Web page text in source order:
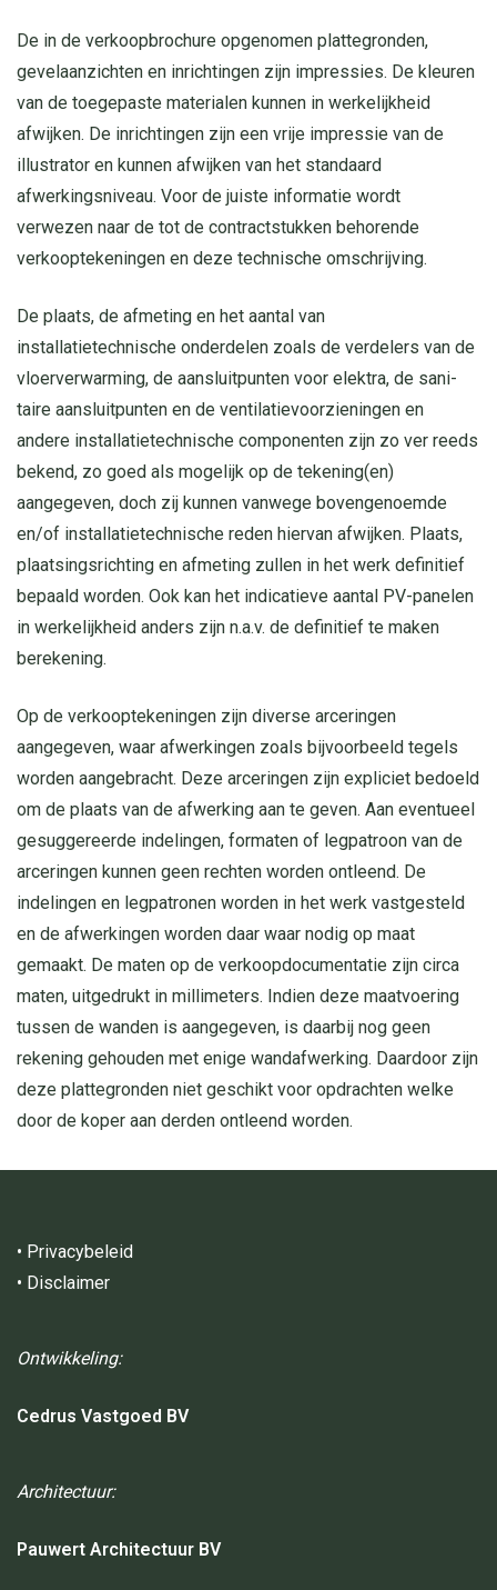
De in de verkoopbrochure opgenomen plattegronden,
gevelaanzichten en inrichtingen zijn impressies. De kleuren
van de toegepaste materialen kunnen in werkelijkheid
afwijken. De inrichtingen zijn een vrije impressie van de
illustrator en kunnen afwijken van het standaard
afwerkingsniveau. Voor de juiste informatie wordt
verwezen naar de tot de contractstukken behorende
verkooptekeningen en deze technische omschrijving.
De plaats, de afmeting en het aantal van
installatietechnische onderdelen zoals de verdelers van de
vloerverwarming, de aansluitpunten voor elektra, de sani­
taire aansluitpunten en de ventilatievoorzieningen en
andere installatietechnische componenten zijn zo ver reeds
bekend, zo goed als mogelijk op de tekening(en)
aangegeven, doch zij kunnen vanwege bovengenoemde
en/of installatietech­nische reden hiervan afwijken. Plaats,
plaatsingsrichting en afmeting zullen in het werk definitief
bepaald worden. Ook kan het indicatieve aantal PV-panelen
in ­werkelijkheid anders zijn n.a.v. de definitief te maken
berekening.
Op de verkooptekeningen zijn diverse arceringen
aangegeven, waar afwer­kingen zoals bijvoorbeeld tegels
worden aangebracht. Deze arceringen zijn expliciet bedoeld
om de plaats van de afwerking aan te geven. Aan eventueel
gesuggereerde indelingen, formaten of legpatroon van de
arceringen kunnen geen rechten worden­ ontleend. De
indelingen en legpatronen worden in het werk vastgesteld
en de afwerkingen worden daar waar nodig op maat
gemaakt. De maten op de verkoop­documentatie zijn circa
maten, uitgedrukt in milli­meters. Indien deze maatvoering
tussen de wanden is aangegeven, is daarbij nog geen
rekening gehouden met ­enige wandafwerking. Daardoor zijn
deze plattegronden niet geschikt voor opdrachten welke
door de koper aan derden ontleend worden.
• Privacybeleid
• Disclaimer
Ontwikkeling:
Cedrus Vastgoed BV
Architectuur:
Pauwert Architectuur BV